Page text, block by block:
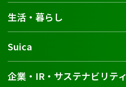
生活・暮らし
Suica
企業・IR・サステナビリティ